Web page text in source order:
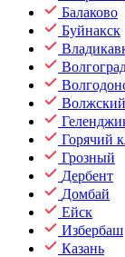
Балаково
Буйнакск
Волжский
Горячий
Грозный
Дербент
Домбай
Ейск
Избербаш
Казань